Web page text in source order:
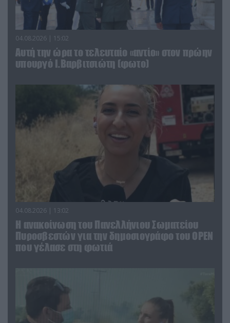
04.08.2026 | 15:02
Αυτή την ώρα το τελευταίο «αντίο» στον πρώην
υπουργό Ι.Βαρβιτσιώτη (φωτο)
04.08.2026 | 13:02
Η ανακοίνωση του Πανελλήνιου Σωματείου
Πυροσβεστών για την δημοσιογράφο του OPEN
που γέλασε στη φωτιά